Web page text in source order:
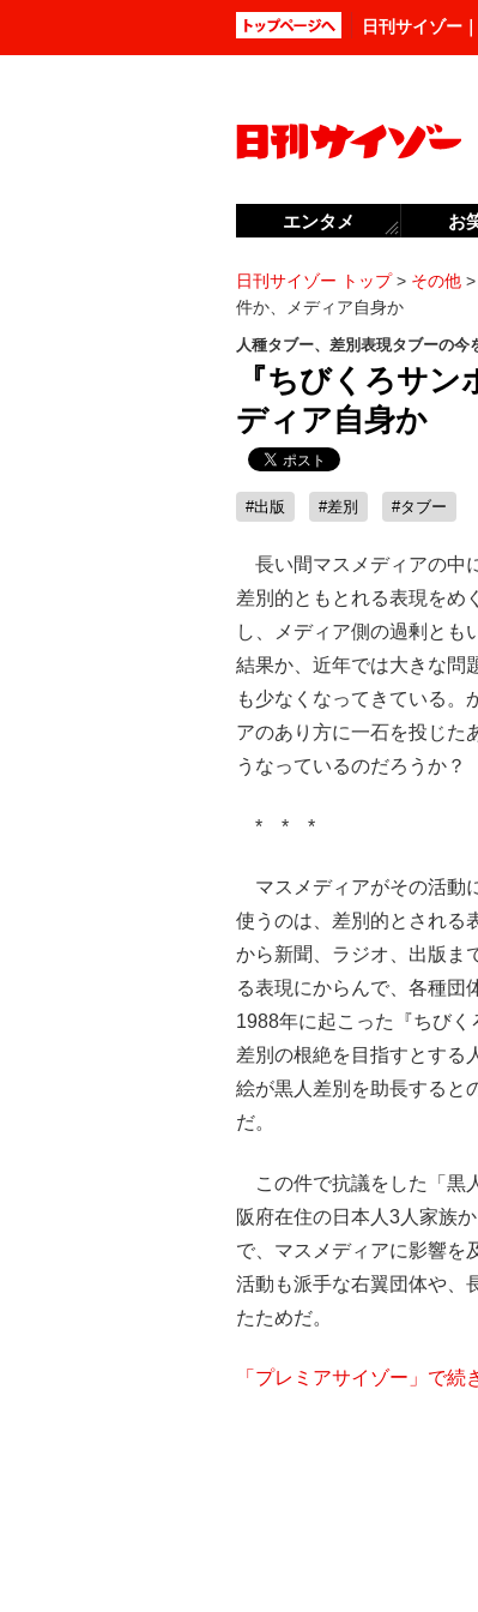
日刊サイゾー
日刊サイゾー トップ> その他 >
件か、メディア自身か
人種タブー、差別表現タブーの今
『ちびくろサ
ディア自身か
#出版 #差別 #タブー
長い間マスメディアの中
差別的ともとれる表現をめ
し、メディア側の過剰とも
結果か、近年では大きな問
も少なくなってきている。
アのあり方に一石を投じた
うなっているのだろうか？
* * *
マスメディアがその活動
使うのは、差別的とされる
から新聞、ラジオ、出版ま
る表現にからんで、各種団
1988年に起こった『ちび
差別の根絶を目指すとする
絵が黒人差別を助長すると
だ。
この件で抗議をした「黒
阪府在住の日本人3人家族
で、マスメディアに影響を
活動も派手な右翼団体や、
たためだ。
「プレミアサイゾー」で続
エンタメ お